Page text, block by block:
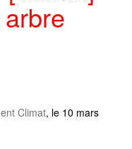
Climat, le 10 mars